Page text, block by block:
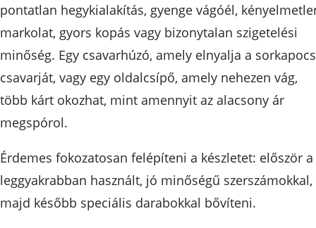
pontatlan hegykialakítás, gyenge vágóél,
markolat, gyors kopás vagy bizonytalan szigetelési
minőség. Egy csavarhúzó, amely elnyalja a sorkapocs
csavarját, vagy egy oldalcsípő, amely nehezen vág,
több kárt okozhat, mint amennyit az alacsony ár
megspórol.
Érdemes fokozatosan felépíteni a készletet: először a
leggyakrabban használt, jó minőségű szerszámokkal,
majd később speciális darabokkal bővíteni.